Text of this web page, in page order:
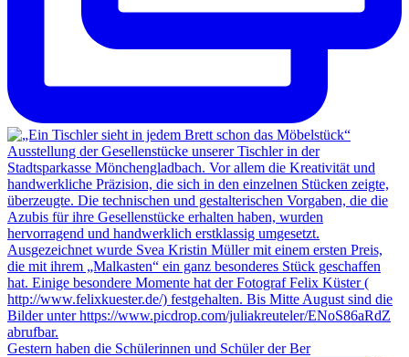
Gestern haben die Schülerinnen und Schüler der Ber